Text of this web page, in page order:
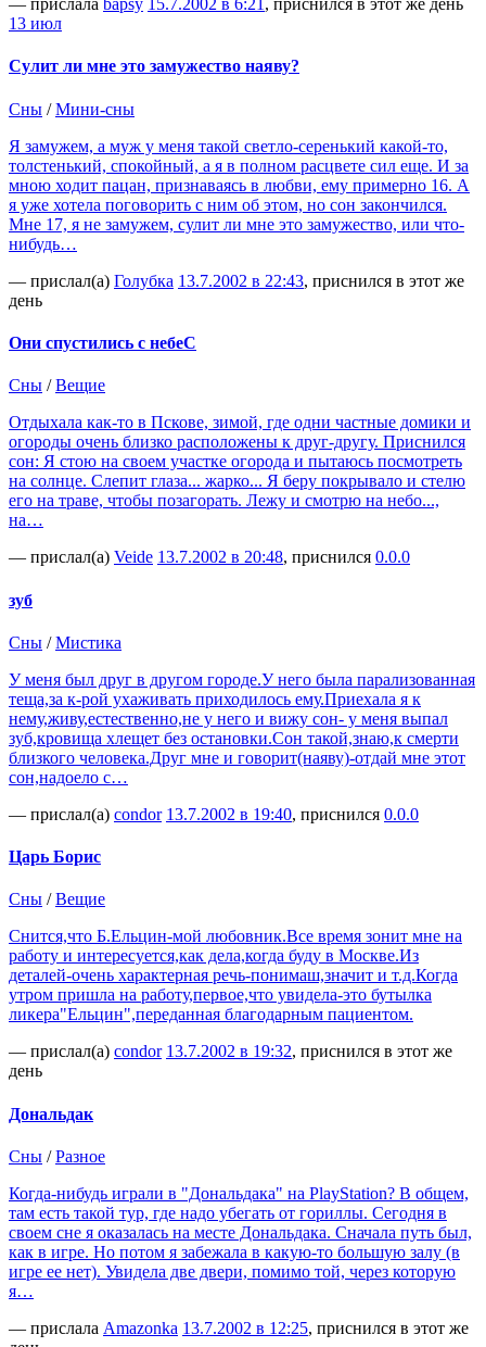
— прислала bapsy 15.7.2002 в 6:21 , приснился в этот же день
13 июл
Сулит ли мне это замужество наяву?
Сны /Мини-сны
Я замужем, а муж у меня такой светло-серенький какой-то,
толстенький, спокойный, а я в полном расцвете сил еще. И за
мною ходит пацан, признаваясь в любви, ему примерно 16. А
я уже хотела поговорить с ним об этом, но сон закончился.
Мне 17, я не замужем, сулит ли мне это замужество, или что-
нибудь…
— прислал(а) Голубка 13.7.2002 в 22:43, приснился в этот же
день
Они спустились с небеС
Сны /Вещие
Отдыхала как-то в Пскове, зимой, где одни частные домики и
огороды очень близко расположены к друг-другу. Приснился
сон: Я стою на своем участке огорода и пытаюсь посмотреть
на солнце. Слепит глаза... жарко... Я беру покрывало и стелю
его на траве, чтобы позагорать. Лежу и смотрю на небо...,
на…
— прислал(а) Veide 13.7.2002 в 20:48, приснился 0.0.0
зуб
Сны /Мистика
У меня был друг в другом городе.У него была парализованная
теща,за к-рой ухаживать приходилось ему.Приехала я к
нему,живу,естественно,не у него и вижу сон- у меня выпал
зуб,кровища хлещет без остановки.Сон такой,знаю,к смерти
близкого человека.Друг мне и говорит(наяву)-отдай мне этот
сон,надоело с…
— прислал(а) condor 13.7.2002 в 19:40, приснился 0.0.0
Царь Борис
Сны /Вещие
Снится,что Б.Ельцин-мой любовник.Все время зонит мне на
работу и интересуется,как дела,когда буду в Москве.Из
деталей-очень характерная речь-понимаш,значит и т.д.Когда
утром пришла на работу,первое,что увидела-это бутылка
ликера"Ельцин",переданная благодарным пациентом.
— прислал(а) condor 13.7.2002 в 19:32, приснился в этот же
день
Дональдак
Сны /Разное
Когда-нибудь играли в "Дональдака" на PlayStation? В общем,
там есть такой тур, где надо убегать от гориллы. Сегодня в
своем сне я оказалась на месте Дональдака. Сначала путь был,
как в игре. Но потом я забежала в какую-то большую залу (в
игре ее нет). Увидела две двери, помимо той, через которую
я…
— прислала Amazonka 13.7.2002 в 12:25, приснился в этот же